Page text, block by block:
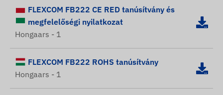
FLEXCOM FB222 CE RED tanúsítvány és
megfelelőségi nyilatkozat
Hongaars - 1
FLEXCOM FB222 ROHS tanúsítvány
Hongaars - 1